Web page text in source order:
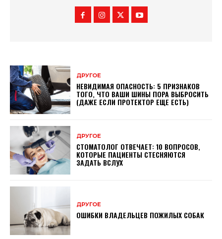
ДРУГОЕ
НЕВИДИМАЯ ОПАСНОСТЬ: 5 ПРИЗНАКОВ
ТОГО, ЧТО ВАШИ ШИНЫ ПОРА ВЫБРОСИТЬ
(ДАЖЕ ЕСЛИ ПРОТЕКТОР ЕЩЕ ЕСТЬ)
ДРУГОЕ
СТОМАТОЛОГ ОТВЕЧАЕТ: 10 ВОПРОСОВ,
КОТОРЫЕ ПАЦИЕНТЫ СТЕСНЯЮТСЯ
ЗАДАТЬ ВСЛУХ
ДРУГОЕ
ОШИБКИ ВЛАДЕЛЬЦЕВ ПОЖИЛЫХ СОБАК